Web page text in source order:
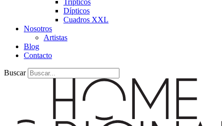
Trípticos
Dípticos
Cuadros XXL
Nosotros
Artistas
Blog
Contacto
Buscar